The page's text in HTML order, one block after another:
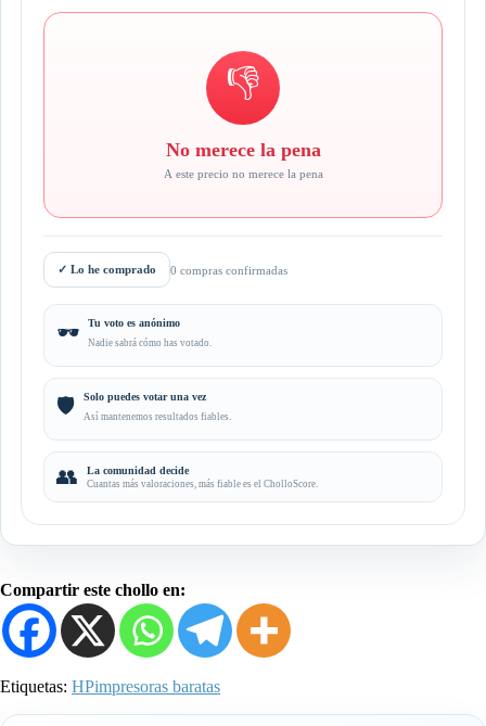
👎
No merece la pena
A este precio no merece la pena
✓ Lo he comprado 0 compras confirmadas
🕶️ Tu voto es anónimo
Nadie sabrá cómo has votado.
🛡️ Solo puedes votar una vez
Así mantenemos resultados fiables.
👥 La comunidad decide
Cuantas más valoraciones, más fiable es el CholloScore.
Compartir este chollo en:
Etiquetas: HPimpresoras baratas